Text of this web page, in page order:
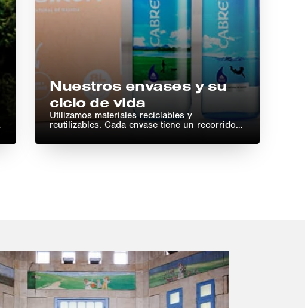
Nuestros envases y su
ciclo de vida
Utilizamos materiales reciclables y
reutilizables. Cada envase tiene un recorrido
recuperación y transformación.